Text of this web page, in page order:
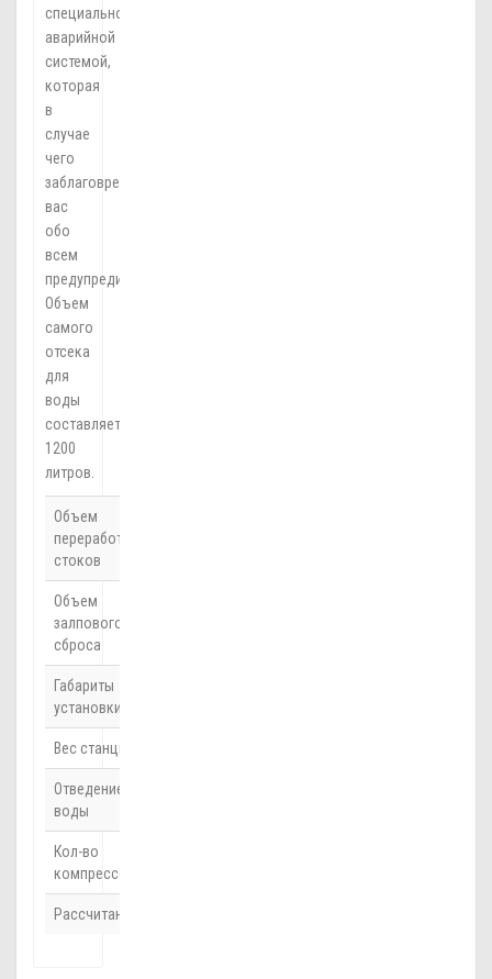
специальной
аварийной
системой,
которая
в
случае
чего
заблаговременно
вас
обо
всем
предупредит.
Объем
самого
отсека
для
воды
составляет
1200
литров.
Объем
переработки
стоков
Объем
залпового
сброса
Габариты
установки
Вес станции
Отведение
воды
Кол-во
компрессоров
Рассчитан